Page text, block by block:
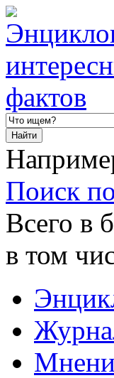
Поиск
Всего в
в том